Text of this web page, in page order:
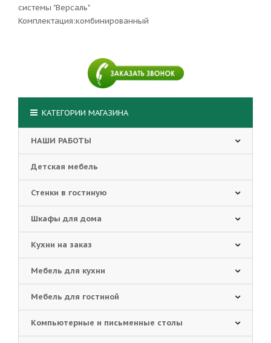
системы "Версаль"
Комплектация:комбинированный
КАТЕГОРИИ МАГАЗИНА
НАШИ РАБОТЫ
Детская мебель
Стенки в гостиную
Шкафы для дома
Кухни на заказ
Мебель для кухни
Мебель для гостиной
Компьютерные и письменные столы